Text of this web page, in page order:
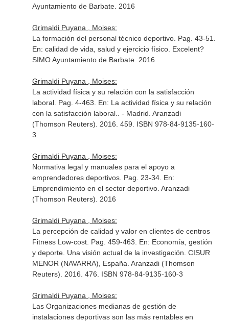
Ayuntamiento de Barbate. 2016
Grimaldi Puyana , Moises:
La formación del personal técnico deportivo. Pag. 43-51.
En: calidad de vida, salud y ejercicio físico. Excelent?
SIMO Ayuntamiento de Barbate. 2016
Grimaldi Puyana , Moises:
La actividad física y su relación con la satisfacción
laboral. Pag. 4-463. En: La actividad física y su relación
con la satisfacción laboral.
. - Madrid. Aranzadi
(Thomson Reuters). 2016. 459. ISBN 978-84-9135-160-
3.
Grimaldi Puyana , Moises:
Normativa legal y manuales para el apoyo a
emprendedores deportivos. Pag. 23-34. En:
Emprendimiento en el sector deportivo. Aranzadi
(Thomson Reuters). 2016
Grimaldi Puyana , Moises:
La percepción de calidad y valor en clientes de centros
Fitness Low-cost. Pag. 459-463. En: Economía, gestión
y deporte. Una visión actual de la investigación . CISUR
MENOR (NAVARRA), España. Aranzadi (Thomson
Reuters). 2016. 476. ISBN 978-84-9135-160-3
Grimaldi Puyana , Moises:
Las Organizaciones medianas de gestión de
instalaciones deportivas son las más rentables en